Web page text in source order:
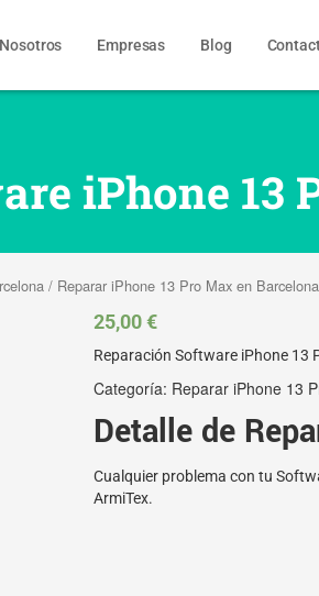
Nosotros Empresas Blog
iPhone 13
/ Reparar iPhone 13 Pro Max en Barcelona
25,00€
Reparación Software iPhone 13
Categoría: Reparar iPhone 13
Detalle de
Cualquier problema con tu
ArmiTex.